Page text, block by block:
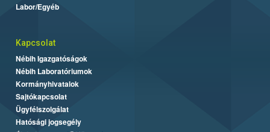
Labor/Egyéb
Kapcsolat
Nébih Igazgatóságok
Nébih Laboratóriumok
Kormányhivatalok
Sajtókapcsolat
Ügyfélszolgálat
Hatósági jogsegély